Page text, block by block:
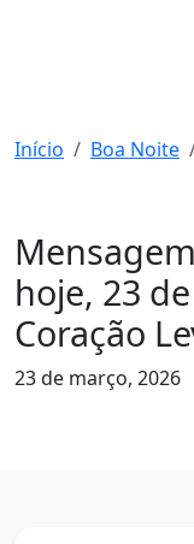
Início Boa Noite
hoje, 23
Coração
23 de março, 2026